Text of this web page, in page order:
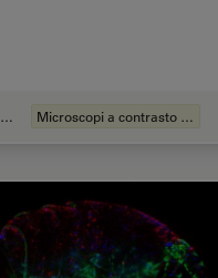
Guida Microscopi a contrasto di fase